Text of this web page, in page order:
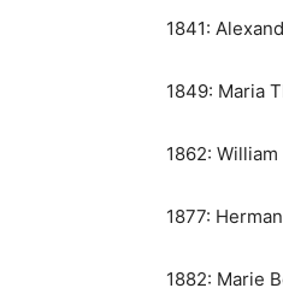
1841:
1849: Maria
1862:
1877:
1882: Marie